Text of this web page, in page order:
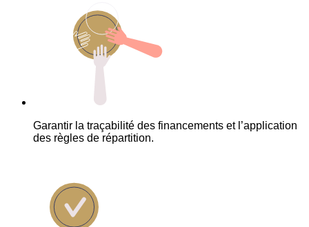
Garantir la traçabilité des financements et l’application
des règles de répartition.